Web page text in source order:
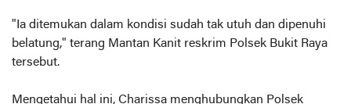
"Ia ditemukan dalam kondisi sudah tak utuh dan dipenuhi
belatung," terang Mantan Kanit reskrim Polsek Bukit Raya
tersebut.
Mengetahui hal ini, Charissa menghubungkan Polsek